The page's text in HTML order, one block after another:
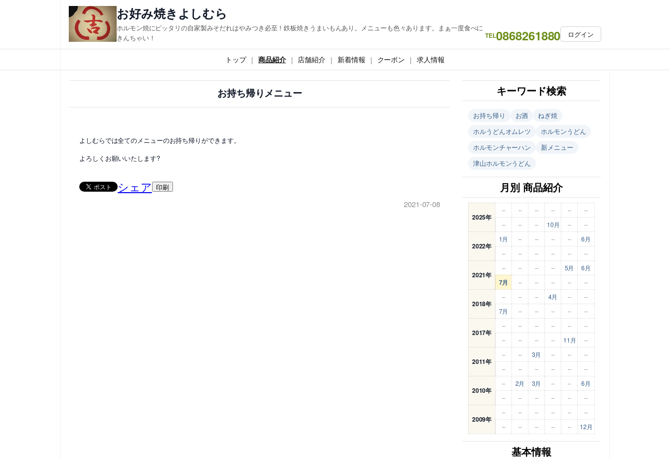
ス
キ
お好み焼きよしむら
ホルモン焼にピッタリの自家製みそだれはやみつき必至！鉄板焼きうまいもんあり。メニューも色々あります。まぁ一度食べに
きんちゃい！
TEL0868261880 ログイン
トップ 商品紹介 店舗紹介 新着情報 クーポン 求人情報
お持ち帰りメニュー
よしむらでは全てのメニューのお持ち帰りができます。
よろしくお願いいたします?
シェア 印刷
2021-07-08
キーワード検索
お持ち帰り お酒
ねぎ焼
ホルうどんオムレツ
ホルモンうどん
ホルモンチャーハン
新メニュー
津山ホルモンうどん
月別 商品紹介
2025年
– – – – –
–
–
– – 10月 – –
2022年
1月 – – – –
6月
–
– – – – –
2021年
– – – – 5月 6月
7月 – – – – –
2018年
– – – 4月 –
–
7月
– – – – –
2017年
– – – – –
–
–
– – – 11月 –
2011年
– – 3月 – –
–
–
– – – – –
2010年
– 2月 3月 – –
6月
–
– – – – –
2009年
– – – – –
–
–
– – – – 12月
基本情報